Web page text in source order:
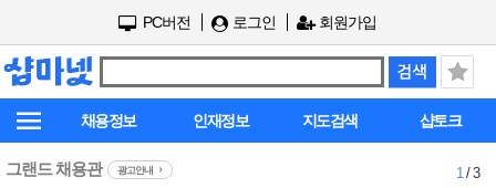
PC버전 로그인 회원가입
채용정보 인재정보 지도검색 샵토크
그랜드 채용관 광고안내 1/ 3